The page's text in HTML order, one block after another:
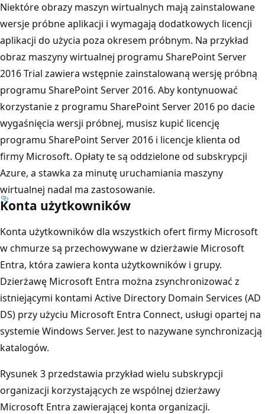
Niektóre obrazy maszyn wirtualnych mają zainstalowane
wersje próbne aplikacji i wymagają dodatkowych licencji
aplikacji do użycia poza okresem próbnym. Na przykład
obraz maszyny wirtualnej programu SharePoint Server
2016 Trial zawiera wstępnie zainstalowaną wersję próbną
programu SharePoint Server 2016. Aby kontynuować
korzystanie z programu SharePoint Server 2016 po dacie
wygaśnięcia wersji próbnej, musisz kupić licencję
programu SharePoint Server 2016 i licencje klienta od
firmy Microsoft. Opłaty te są oddzielone od subskrypcji
Azure, a stawka za minutę uruchamiania maszyny
wirtualnej nadal ma zastosowanie.
Konta użytkowników
Konta użytkowników dla wszystkich ofert firmy Microsoft
w chmurze są przechowywane w dzierżawie Microsoft
Entra, która zawiera konta użytkowników i grupy.
Dzierżawę Microsoft Entra można zsynchronizować z
istniejącymi kontami Active Directory Domain Services (AD
DS) przy użyciu Microsoft Entra Connect, usługi opartej na
systemie Windows Server. Jest to nazywane synchronizacją
katalogów.
Rysunek 3 przedstawia przykład wielu subskrypcji
organizacji korzystających ze wspólnej dzierżawy
Microsoft Entra zawierającej konta organizacji.